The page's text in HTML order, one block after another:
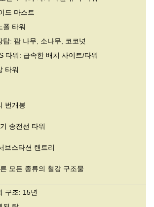
드 마스트
폴 타워
탑: 팜 나무, 소나무, 코코넛
타워: 급속한 배치 사이트/타워
타워
번개봉
송전선 타워
브스타션 랜트리
모든 종류의 철강 구조물
구조: 15년